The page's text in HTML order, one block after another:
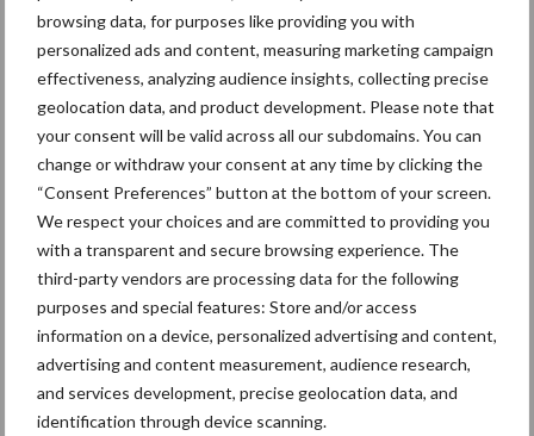
browsing data, for purposes like providing you with
personalized ads and content, measuring marketing campaign
effectiveness, analyzing audience insights, collecting precise
geolocation data, and product development. Please note that
your consent will be valid across all our subdomains. You can
change or withdraw your consent at any time by clicking the
“Consent Preferences” button at the bottom of your screen.
We respect your choices and are committed to providing you
with a transparent and secure browsing experience. The
third-party vendors are processing data for the following
purposes and special features: Store and/or access
information on a device, personalized advertising and content,
advertising and content measurement, audience research,
and services development, precise geolocation data, and
identification through device scanning.
Overigens is het niet zo dat pal bij de kust de grond het meest
zout is, door de druk van de zee. Door het lange transport
bestrijkt het proces best een lange periode, waardoor verzilting
pas laat aan het licht komt. Bijvoorbeeld op plekken waar de oude
zee heeft gelegen. De zeespiegelstijging zorgt wel voor een
toename van de druk, waardoor het oude zout omhoog wordt
komt.”
Anitverziltingsdrainage
Antiverziltingsdrainage wordt al door een aantal Groningse
akkerbouwers toegepast. Dit houdt de zoetwatervoorraad in de
ondergrond zo groot mogelijk, terwijl de ontwatering van het